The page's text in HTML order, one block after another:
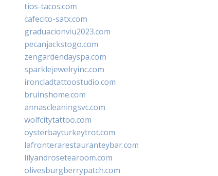
tios-tacos.com
cafecito-satx.com
graduacionviu2023.com
pecanjackstogo.com
zengardendayspa.com
sparklejewelryinc.com
ironcladtattoostudio.com
bruinshome.com
annascleaningsvc.com
wolfcitytattoo.com
oysterbayturkeytrot.com
lafronterarestauranteybar.com
lilyandrosetearoom.com
olivesburgberrypatch.com